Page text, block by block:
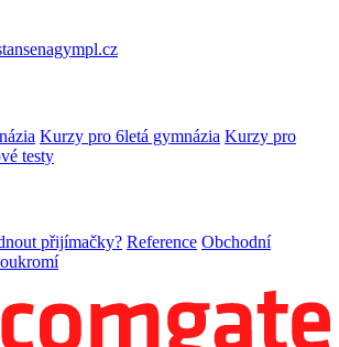
Kurzy pro 6letá gymnázia Kurzy pro
testy
přijímačky? Reference Obchodní